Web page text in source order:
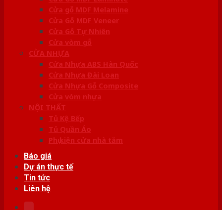
Cửa gỗ MDF Melamine
Cửa Gỗ MDF Veneer
Cửa Gỗ Tự Nhiên
Cửa vòm gỗ
CỬA NHỰA
Cửa Nhựa ABS Hàn Quốc
Cửa Nhựa Đài Loan
Cửa Nhựa Gỗ Composite
Cửa vòm nhựa
NỘI THẤT
Tủ Kệ Bếp
Tủ Quần Áo
Phụ kiện cửa nhà tắm
Báo giá
Dự án thực tế
Tin tức
Liên hệ